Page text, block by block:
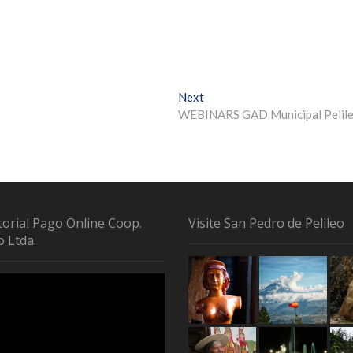
Next
WEBINARS GAD Municipal
Pago Online Coop.
Ltda.
Visite San Pedro de Pelileo